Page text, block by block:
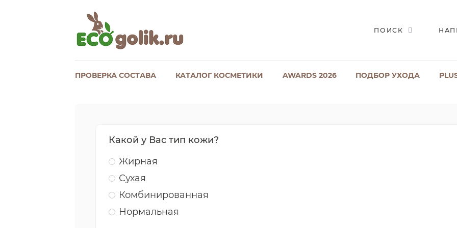
ПОИСК
ПРОВЕРКА СОСТАВА КАТАЛОГ КОСМЕТИКИ AWARDS 2026 ПОДБОР УХОДА
Какой у Вас тип кожи?
Жирная
Сухая
Комбинированная
Нормальная